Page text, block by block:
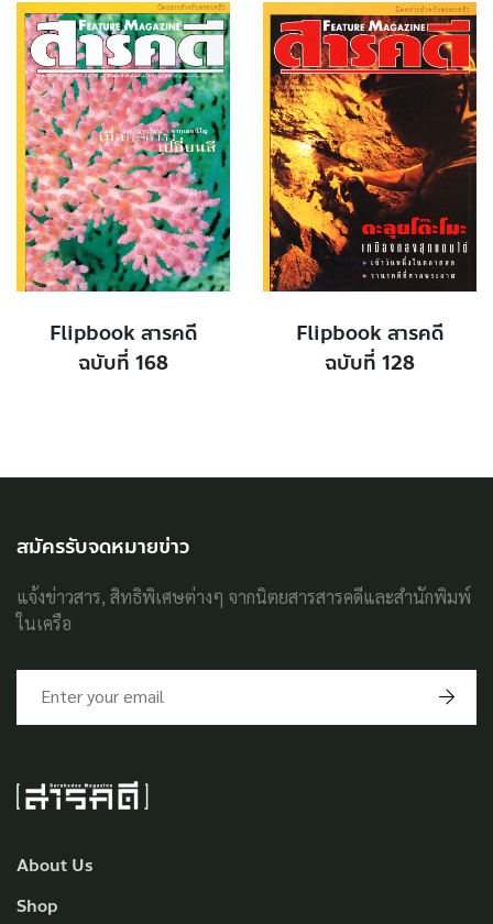
Flipbook สารคดี
ฉบับที่ 168
Flipbook สารคดี
ฉบับที่ 128
About Us
Shop
สมัครรับจดหมายข่าว
แจ้งข่าวสาร, สิทธิพิเศษต่างๆ จากนิตยสารสารคดีและสำนักพิมพ์
ในเครือ